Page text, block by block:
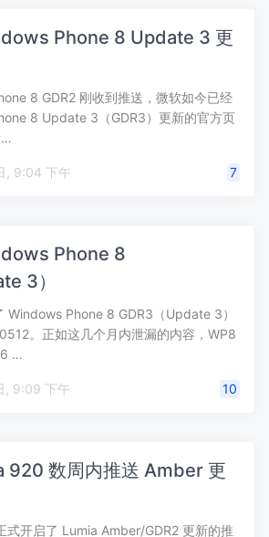
Phone 8 Update 3 更
8 GDR2 刚收到推送，微软如今已经
8 Update 3（GDR3）更新的官方页
…
2013 年 10 月 23 日, 9:04 下午 7
Phone 8
3）
Windows Phone 8 GDR3（Update 3）
。正如这几个月内泄漏的内容，WP8
…
2013 年 10 月 14 日, 9:09 下午 10
920 数周内推送 Amber 更
式开启了 Lumia Amber/GDR2 更新的推